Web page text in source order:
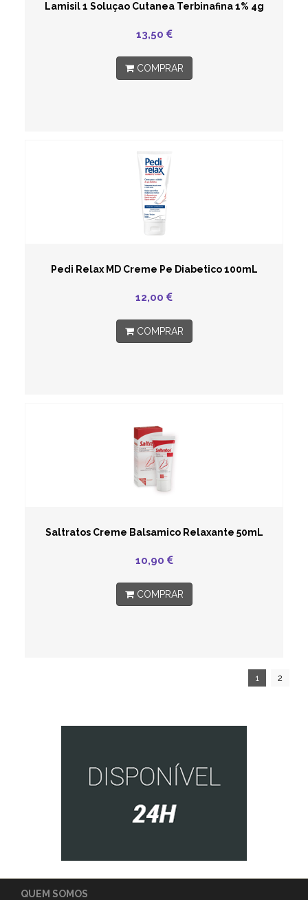
Lamisil 1 Soluçao Cutanea Terbinafina 1% 4g
13,50
COMPRAR
Pedi Relax MD Creme Pe Diabetico 100mL
12,00
COMPRAR
Saltratos Creme Balsamico Relaxante 50mL
10,90
COMPRAR
1 2
QUEM SOMOS